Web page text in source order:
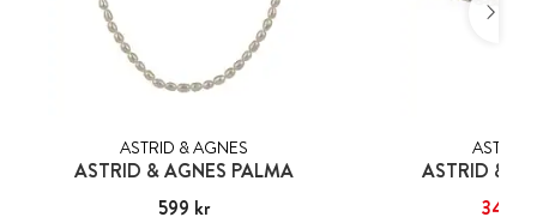
ASTRID & AGNES
ASTRID & AGNES PALMA
Pris:599 kr
599 kr
ASTRID
ASTRID &
Nuvarande pris349 kr